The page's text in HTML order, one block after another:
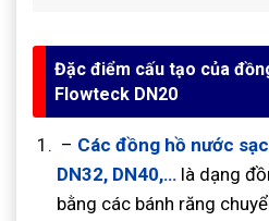
Đặc điểm cấu tạo của
Flowteck DN20
– Các đồng hồ nước
DN32, DN40,… là dạng
bằng các bánh răng